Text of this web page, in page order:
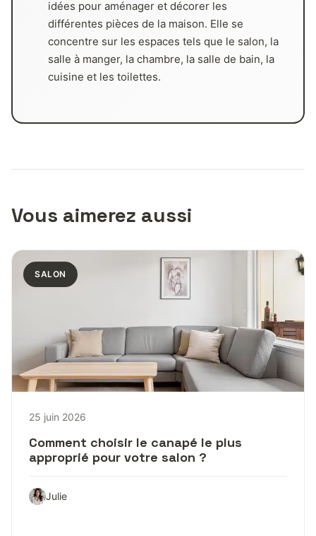
idées pour aménager et décorer les
différentes pièces de la maison. Elle se
concentre sur les espaces tels que le salon, la
salle à manger, la chambre, la salle de bain, la
cuisine et les toilettes.
Vous aimerez aussi
SALON
25 juin 2026
Comment choisir le canapé le plus
approprié pour votre salon ?
Julie